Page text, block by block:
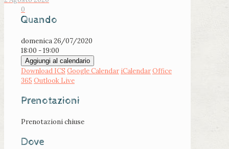
0
Quando
domenica 26/07/2020
18:00 - 19:00
Aggiungi al calendario
Download ICS Google Calendar iCalendarOffice
365 Outlook Live
Prenotazioni
Prenotazioni chiuse
Dove